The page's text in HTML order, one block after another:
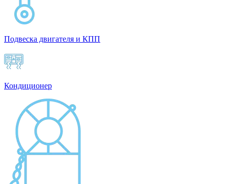
Подвеска двигателя и КПП
Кондиционер